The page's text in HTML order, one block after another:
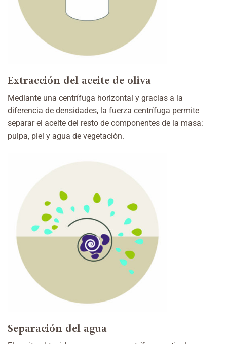
Extracción del aceite de oliva
Mediante una centrífuga horizontal y gracias a la
diferencia de densidades, la fuerza centrífuga permite
separar el aceite del resto de componentes de la masa:
pulpa, piel y agua de vegetación.
Separación del agua